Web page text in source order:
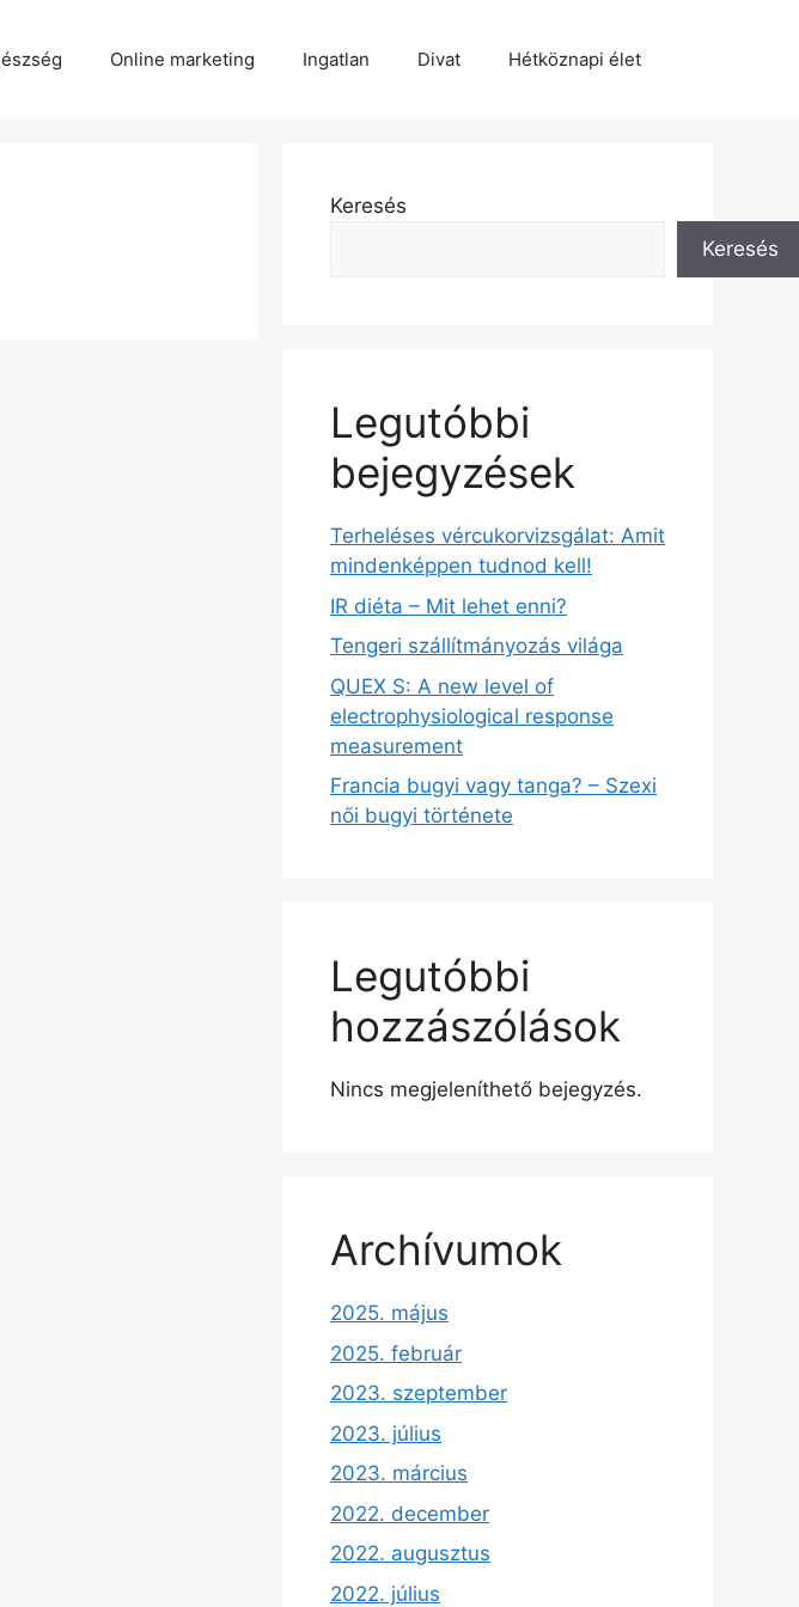
Online marketing Ingatlan Divat Hétköznapi élet
Keresés
Keresés
Legutóbbi
bejegyzések
Terheléses vércukorvizsgálat: Amit
mindenképpen tudnod kell!
IR diéta – Mit lehet enni?
Tengeri szállítmányozás világa
QUEX S: A new level of
electrophysiological response
measurement
Francia bugyi vagy tanga? – Szexi
női bugyi története
Legutóbbi
hozzászólások
Nincs megjeleníthető bejegyzés.
Archívumok
2025. május
2025. február
2023. szeptember
2023. július
2023. március
2022. december
2022. augusztus
2022. július